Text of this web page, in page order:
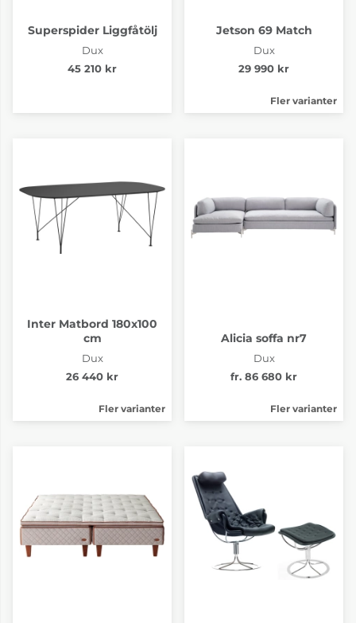
Superspider Liggfåtölj
Dux
45 210 kr
Jetson 69 Match
Dux
29 990 kr
Fler varianter
Inter Matbord 180x100
cm
Dux
26 440 kr
Fler varianter
Alicia soffa nr7
Dux
fr. 86 680 kr
Fler varianter